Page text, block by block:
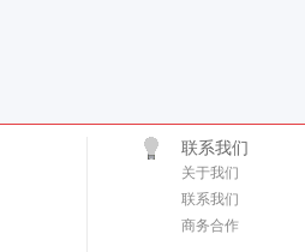
联系我们
关于我们
联系我们
商务合作